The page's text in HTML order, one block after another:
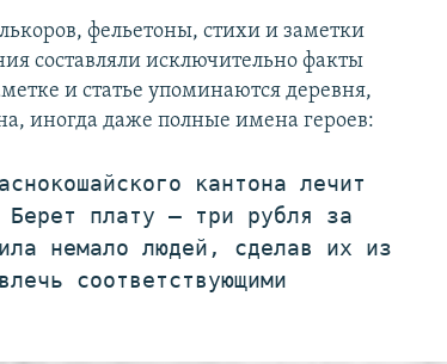
фельетоны, стихи и заметки
составляли исключительно факты
и статье упоминаются деревня,
иногда даже полные имена героев:
кантона лечит
Берет плату — три рубля за
немало людей, сделав их из
соответствующими